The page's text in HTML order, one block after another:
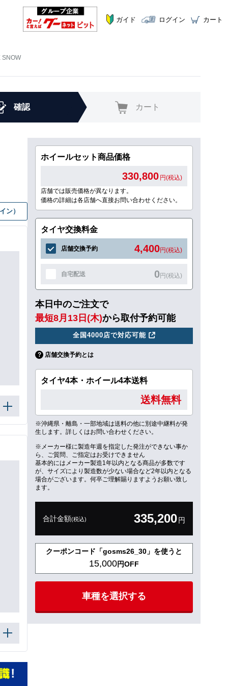
ガイド ログイン カート
SNOW
確認 カート
ン）
ホイールセット商品価格
330,800 円(税込)
店舗では販売価格が異なります。
価格の詳細は各店舗へ直接お問い合わせください。
タイヤ交換料金
店舗交換予約 4,400円(税込)
自宅配送 0円(税込)
本日中のご注文で
最短8月13日(木)から取付予約可能
全国4000店で対応可能
店舗交換予約とは
タイヤ4本・ホイール4本送料
送料無料
※沖縄県・離島・一部地域は送料の他に別途中継料が発
生します。詳しくはお問い合わせください。
※メーカー様に製造年週を指定した発注ができない事か
ら、ご質問、ご指定はお受けできません
基本的にはメーカー製造1年以内となる商品が多数です
が、サイズにより製造数が少ない場合など2年以内となる
場合がございます。何卒ご理解賜りますようお願い致し
ます。
合計金額(税込) 335,200円
クーポンコード「gosms26_30」を使うと
15,000円OFF
車種を選択する